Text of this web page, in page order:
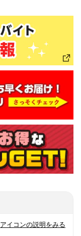
アイコンの説明をみる